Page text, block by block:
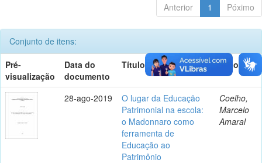
Anterior 1 Póximo
Conjunto de itens:
Pré-
visualização
Data do
documento
Título Autor(es)
28-ago-2019
O lugar da Educação
Patrimonial na escola:
o Madonnaro como
ferramenta de
Educação ao
Patrimônio
Coelho,
Marcelo
Amaral